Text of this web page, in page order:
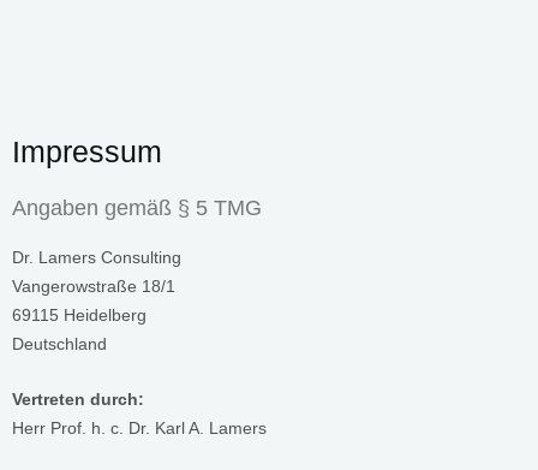
Impressum
Angaben gemäß § 5 TMG
Dr. Lamers Consulting
Vangerowstraße 18/1
69115 Heidelberg
Deutschland
Vertreten durch:
Herr Prof. h. c. Dr. Karl A. Lamers